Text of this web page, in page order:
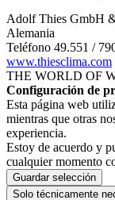
Adolf Thies GmbH
Alemania
Teléfono 49.551 /­
www.thiesclima.com
THE WORLD OF
Configuración de
Esta página web
mientras que otras
experiencia.
Estoy de acuerdo y
cualquier momento
Guardar selección
Solo técnicamente